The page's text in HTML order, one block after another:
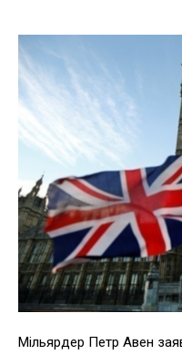
Мільярдер Петр Авен